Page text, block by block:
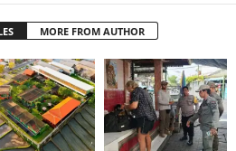
MORE FROM AUTHOR